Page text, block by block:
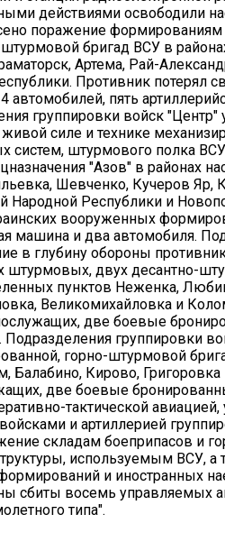
действиями освободили
поражение
бригад ВСУ в
Артема, Рай-
Противник потерял
пять
группировки войск
силе и технике
систем, штурмового полка
"Азов" в районах
Шевченко, Кучеров Яр,
Народной Республики и
вооруженных
машина и два автомобиля.
в глубину обороны
штурмовых, двух десантно-
пунктов Неженка,
Великомихайловка и
две боевые
группировки
горно-штурмовой
Балабино, Кирово,
две боевые
тактической
и артиллерией
складам боеприпасов и
используемым ВСУ,
и иностранных
сбиты восемь управляемых
типа".